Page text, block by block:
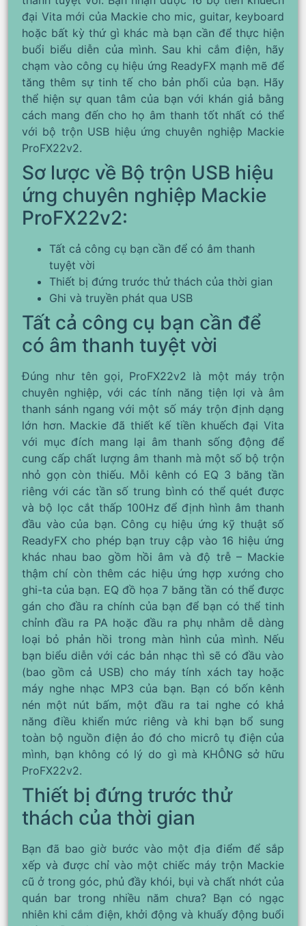
đại Vita mới của Mackie cho mic, guitar, keyboard
hoặc bất kỳ thứ gì khác mà bạn cần để thực hiện
buổi biểu diễn của mình. Sau khi cắm điện, hãy
chạm vào công cụ hiệu ứng ReadyFX mạnh mẽ để
tăng thêm sự tinh tế cho bản phối của bạn. Hãy
thể hiện sự quan tâm của bạn với khán giả bằng
cách mang đến cho họ âm thanh tốt nhất có thể
với bộ trộn USB hiệu ứng chuyên nghiệp Mackie
ProFX22v2.
Sơ lược về Bộ trộn USB hiệu
ứng chuyên nghiệp Mackie
ProFX22v2:
Tất cả công cụ bạn cần để có âm thanh
tuyệt vời
Thiết bị đứng trước thử thách của thời gian
Ghi và truyền phát qua USB
Tất cả công cụ bạn cần để
có âm thanh tuyệt vời
Đúng như tên gọi, ProFX22v2 là một máy trộn
chuyên nghiệp, với các tính năng tiện lợi và âm
thanh sánh ngang với một số máy trộn định dạng
lớn hơn. Mackie đã thiết kế tiền khuếch đại Vita
với mục đích mang lại âm thanh sống động để
cung cấp chất lượng âm thanh mà một số bộ trộn
nhỏ gọn còn thiếu. Mỗi kênh có EQ 3 băng tần
riêng với các tần số trung bình có thể quét được
và bộ lọc cắt thấp 100Hz để định hình âm thanh
đầu vào của bạn. Công cụ hiệu ứng kỹ thuật số
ReadyFX cho phép bạn truy cập vào 16 hiệu ứng
khác nhau bao gồm hồi âm và độ trễ – Mackie
thậm chí còn thêm các hiệu ứng hợp xướng cho
ghi-ta của bạn. EQ đồ họa 7 băng tần có thể được
gán cho đầu ra chính của bạn để bạn có thể tinh
chỉnh đầu ra PA hoặc đầu ra phụ nhằm dễ dàng
loại bỏ phản hồi trong màn hình của mình. Nếu
bạn biểu diễn với các bản nhạc thì sẽ có đầu vào
(bao gồm cả USB) cho máy tính xách tay hoặc
máy nghe nhạc MP3 của bạn. Bạn có bốn kênh
nén một nút bấm, một đầu ra tai nghe có khả
năng điều khiển mức riêng và khi bạn bổ sung
toàn bộ nguồn điện ảo đó cho micrô tụ điện của
mình, bạn không có lý do gì mà KHÔNG sở hữu
ProFX22v2.
Thiết bị đứng trước thử
thách của thời gian
Bạn đã bao giờ bước vào một địa điểm để sắp
xếp và được chỉ vào một chiếc máy trộn Mackie
cũ ở trong góc, phủ đầy khói, bụi và chất nhớt của
quán bar trong nhiều năm chưa? Bạn có ngạc
nhiên khi cắm điện, khởi động và khuấy động buổi